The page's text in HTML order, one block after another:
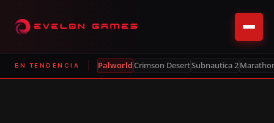
EN TENDENCIA PalworldCrimson DesertSubnautica 2